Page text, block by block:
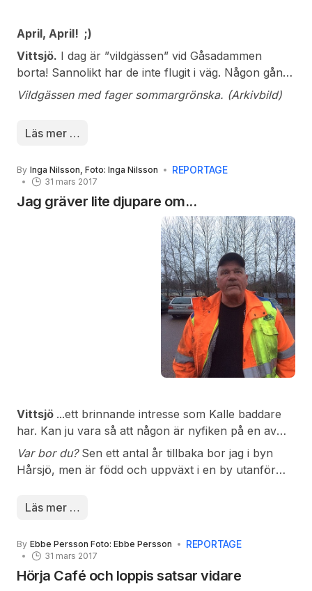
April, April! ;)
Vittsjö. I dag är ”vildgässen” vid Gåsadammen
borta! Sannolikt har de inte flugit i väg. Någon gång
under gårdagens mörka timmar har någon/några
helt enkelt tagit bort symbolen för Vittsjö. Endast
Vildgässen med fager sommargrönska. (Arkivbild)
Läs mer …
By Inga Nilsson, Foto: Inga Nilsson REPORTAGE
31 mars 2017
Jag gräver lite djupare om...
Vittsjö ...ett brinnande intresse som Kalle baddare
har. Kan ju vara så att någon är nyfiken på en av
byns ”kändisar”, en man som är döpt till Karl-Gustaf
men oftast kallas för Kalle baddare.
Var bor du?Sen ett antal år tillbaka bor jag i byn
Hårsjö, men är född och uppväxt i en by utanför
konfirmation avlöpte framme i byn.
Läs mer …
By Ebbe Persson Foto: Ebbe Persson REPORTAGE
31 mars 2017
Hörja Café och loppis satsar vidare